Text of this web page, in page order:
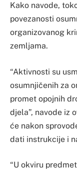
Kako navode,
povezanosti
organizovanog
zemljama.
“Aktivnosti su
osumnjičenih za
promet opojnih
djela”, navode iz
će nakon
dati instrukcije i
“U okviru